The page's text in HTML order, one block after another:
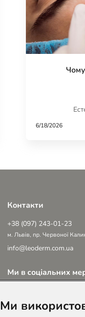
6/18/2026
Контакти
+38 (097) 243-01-23
м. Львів, пр. Червоної
info@leoderm.com.ua
Ми в соціальних
Ми